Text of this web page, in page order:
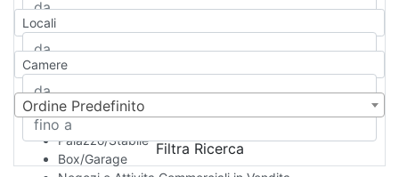
Attico/Mansarda
Rustico/Casale
Camera d'Albergo
Multiproprietà
Palazzo/Stabile
Box/Garage
Locali
Camere
Ordine Predefinito
Filtra Ricerca